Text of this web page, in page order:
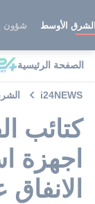
الأوسط شؤون
الصفحة الرئيسية
i24NEWS
كتائب
اجهزة